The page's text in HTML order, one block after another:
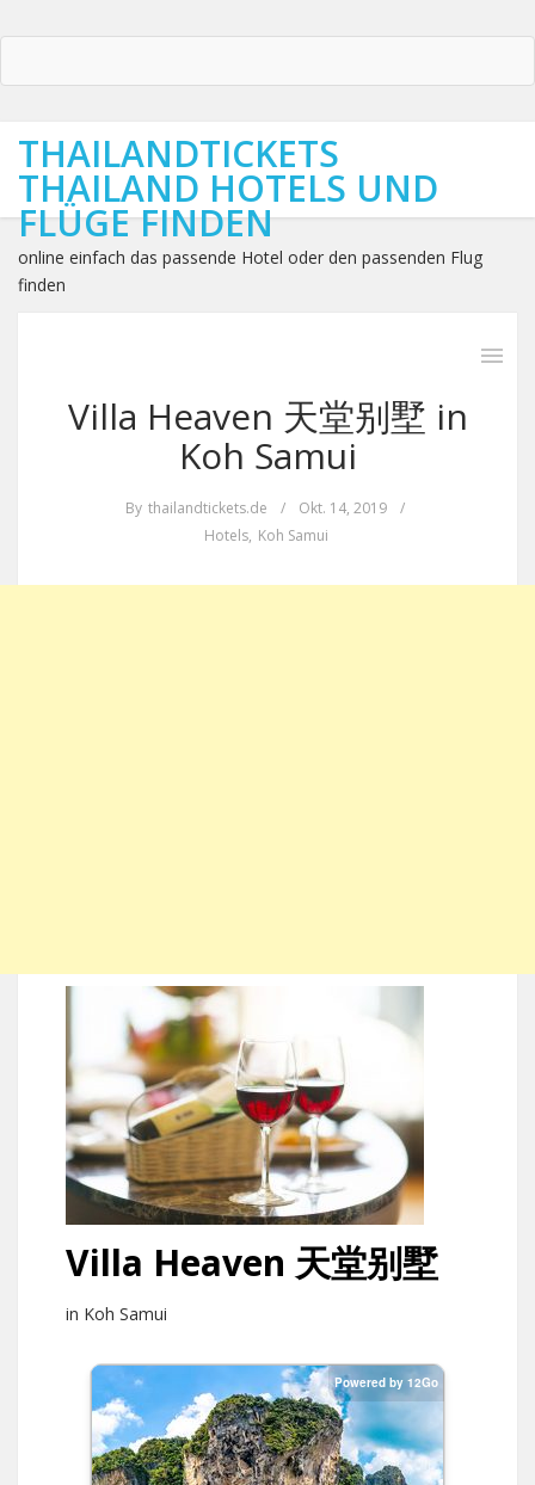
THAILANDTICKETS
THAILAND HOTELS UND
FLÜGE FINDEN
online einfach das passende Hotel oder den passenden Flug
finden
Villa Heaven 天堂别墅 in
Koh Samui
By thailandtickets.de / Okt. 14, 2019
/
Hotels, Koh Samui
Villa Heaven 天堂别墅
in Koh Samui